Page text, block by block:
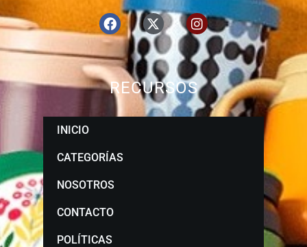
RECURSOS
INICIO
CATEGORÍAS
NOSOTROS
CONTACTO
POLÍTICAS